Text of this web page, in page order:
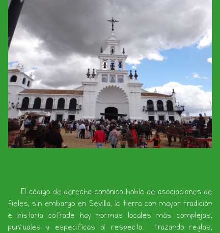
El código de derecho canónico habla de asociaciones de
fieles, sin embargo en Sevilla, la tierra con mayor tradición
e historia cofrade hay normas locales más complejas,
puntuales y especificas al respecto, trazando reglas,